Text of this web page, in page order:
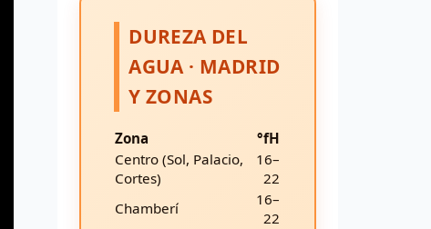
DUREZA DEL
AGUA · MADRID
Y ZONAS
Zona
°fH
Centro (Sol, Palacio,
Cortes)
16–
22
Chamberí
16–
22